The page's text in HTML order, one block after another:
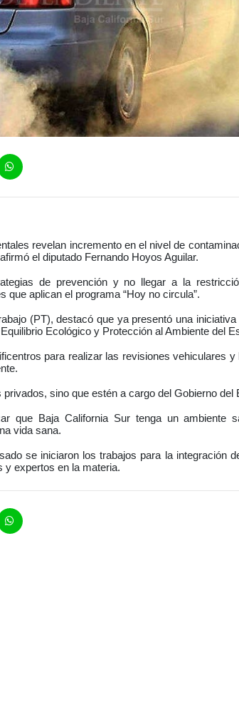
revelan incremento en el nivel de
el diputado Fernando Hoyos Aguilar.
de prevención y no llegar a la
aplican el programa “Hoy no circula”.
(PT), destacó que ya presentó una
Ecológico y Protección al Ambiente del
para realizar las revisiones vehiculares
sino que estén a cargo del Gobierno del
que Baja California Sur tenga un ambiente
vida sana.
se iniciaron los trabajos para la integración
y expertos en la materia.